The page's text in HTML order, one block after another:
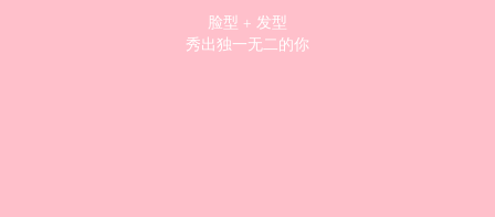
脸型 + 发型
秀出独一无二的你